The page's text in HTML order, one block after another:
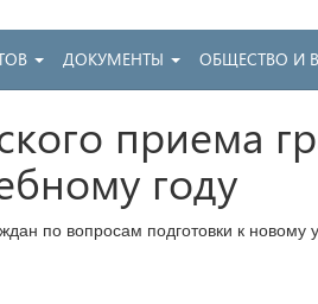
ДОКУМЕНТЫ ОБЩЕСТВО И
приема
году
по вопросам подготовки к новому